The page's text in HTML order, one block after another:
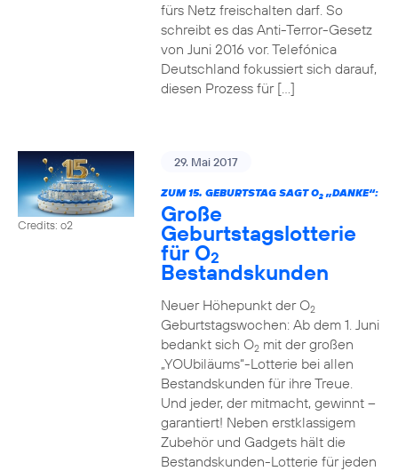
fürs Netz freischalten darf. So
schreibt es das Anti-Terror-Gesetz
von Juni 2016 vor. Telefónica
Deutschland fokussiert sich darauf,
diesen Prozess für […]
Credits: o2
29. Mai 2017
ZUM 15. GEBURTSTAG SAGT O2„DANKE“:
Große
Geburtstagslotterie
für O2
Bestandskunden
Neuer Höhepunkt der O2
Geburtstagswochen: Ab dem 1. Juni
bedankt sich O2mit der großen
„YOUbiläums“-Lotterie bei allen
Bestandskunden für ihre Treue.
Und jeder, der mitmacht, gewinnt –
garantiert! Neben erstklassigem
Zubehör und Gadgets hält die
Bestandskunden-Lotterie für jeden